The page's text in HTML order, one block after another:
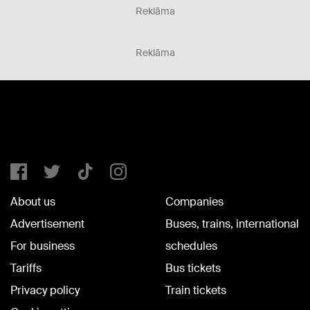
Reklāma
Reklāma
About us
Advertisement
For business
Tariffs
Privacy policy
Companies
Buses, trains, international
schedules
Bus tickets
Train tickets